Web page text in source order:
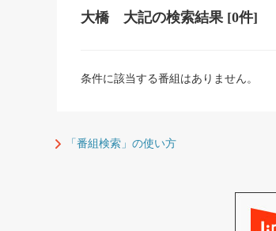
大橋 大記の検索結果 [0件]
条件に該当する番組はありません。
「番組検索」の使い方